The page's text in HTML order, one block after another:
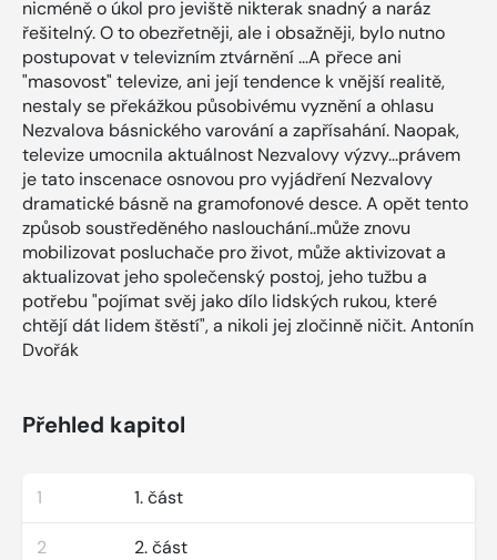
nicméně o úkol pro jeviště nikterak snadný a naráz
řešitelný. O to obezřetněji, ale i obsažněji, bylo nutno
postupovat v televizním ztvárnění ...A přece ani
"masovost" televize, ani její tendence k vnější realitě,
nestaly se překážkou působivému vyznění a ohlasu
Nezvalova básnického varování a zapřísahání. Naopak,
televize umocnila aktuálnost Nezvalovy výzvy...právem
je tato inscenace osnovou pro vyjádření Nezvalovy
dramatické básně na gramofonové desce. A opět tento
způsob soustředěného naslouchání..může znovu
mobilizovat posluchače pro život, může aktivizovat a
aktualizovat jeho společenský postoj, jeho tužbu a
potřebu "pojímat svěj jako dílo lidských rukou, které
chtějí dát lidem štěstí", a nikoli jej zločinně ničit. Antonín
Dvořák
Přehled kapitol
1 1. část
2 2. část